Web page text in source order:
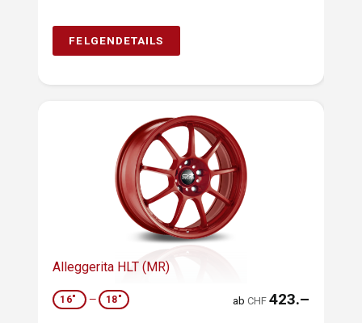
FELGENDETAILS
Alleggerita HLT (MR)
16" — 18" abCHF 423.–